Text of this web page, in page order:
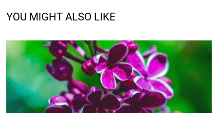
YOU MIGHT ALSO LIKE